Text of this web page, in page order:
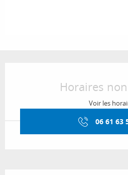
Horaires
Voir les
06 61 63